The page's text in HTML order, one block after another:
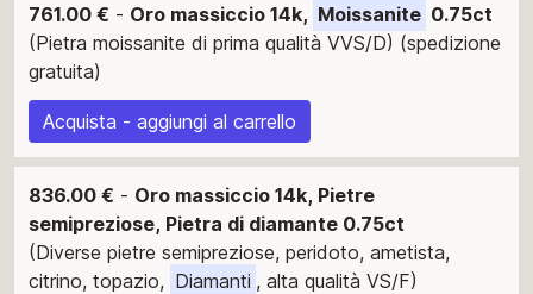
761.00 € - Oro massiccio 14k, Moissanite 0.75ct
(Pietra moissanite di prima qualità VVS/D) (spedizione
gratuita)
Acquista - aggiungi al carrello
836.00 € - Oro massiccio 14k, Pietre
semipreziose, Pietra di diamante 0.75ct
(Diverse pietre semipreziose, peridoto, ametista,
citrino, topazio, Diamanti , alta qualità VS/F)